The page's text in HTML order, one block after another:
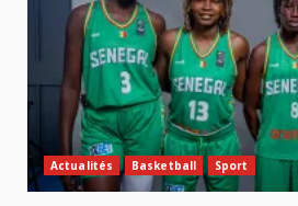
Actualités Basketball Sport